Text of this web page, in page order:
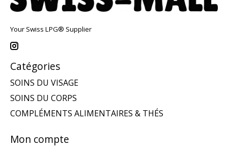
Your Swiss LPG® Supplier
Catégories
SOINS DU VISAGE
SOINS DU CORPS
COMPLÉMENTS ALIMENTAIRES & THÉS
Mon compte